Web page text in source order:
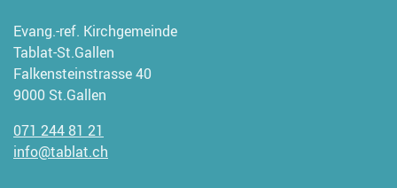
Evang.-ref. Kirchgemeinde
Tablat-St.Gallen
Falkensteinstrasse 40
9000 St.Gallen
071 244 81 21
info@tablat.ch